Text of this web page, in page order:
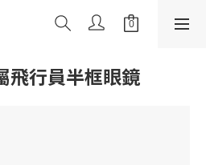
飛行員半框眼鏡